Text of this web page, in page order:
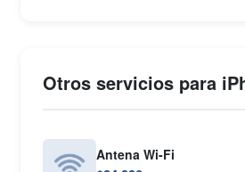
Otros servicios para
Antena Wi-Fi